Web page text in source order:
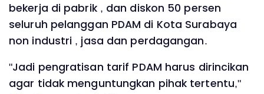
bekerja di pabrik , dan diskon 50 persen
seluruh pelanggan PDAM di Kota Surabaya
non industri , jasa dan perdagangan.
"Jadi pengratisan tarif PDAM harus dirincikan
agar tidak menguntungkan pihak tertentu,"